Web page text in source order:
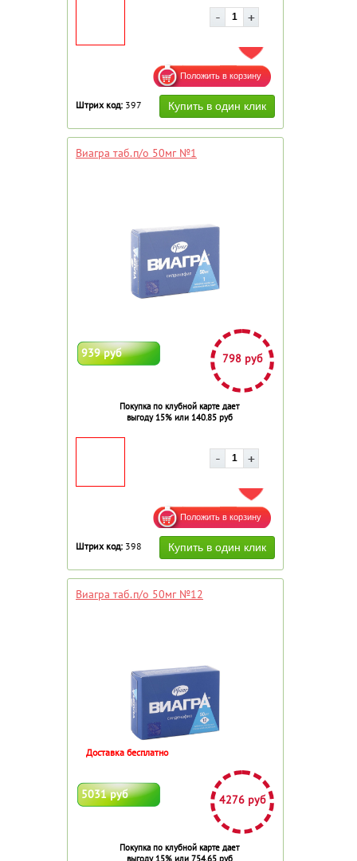
ДОБАВИТЬ В ИЗБРАННОЕ
Штрих код: 397
Виагра таб.п/о 50мг №1
939 руб 798 руб
Покупка по клубной карте дает
выгоду 15% или 140.85 руб
ДОБАВИТЬ В ИЗБРАННОЕ
Штрих код: 398
Виагра таб.п/о 50мг №12
5031 руб 4276 руб
Покупка по клубной карте дает
выгоду 15% или 754.65 руб
Доставка бесплатно